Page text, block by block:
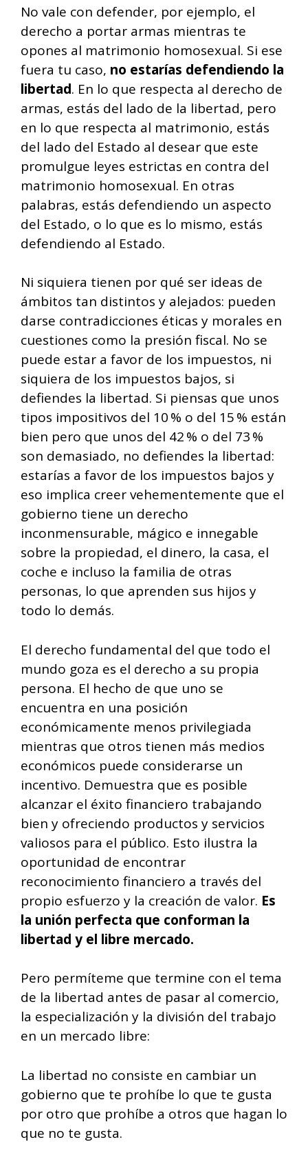
No vale con defender, por ejemplo, el
derecho a portar armas mientras te
opones al matrimonio homosexual. Si ese
fuera tu caso, no estarías defendiendo la
libertad. En lo que respecta al derecho de
armas, estás del lado de la libertad, pero
en lo que respecta al matrimonio, estás
del lado del Estado al desear que este
promulgue leyes estrictas en contra del
matrimonio homosexual. En otras
palabras, estás defendiendo un aspecto
del Estado, o lo que es lo mismo, estás
defendiendo al Estado.
Ni siquiera tienen por qué ser ideas de
ámbitos tan distintos y alejados: pueden
darse contradicciones éticas y morales en
cuestiones como la presión fiscal. No se
puede estar a favor de los impuestos, ni
siquiera de los impuestos bajos, si
defiendes la libertad. Si piensas que unos
tipos impositivos del 10 % o del 15 % están
bien pero que unos del 42 % o del 73 %
son demasiado, no defiendes la libertad:
estarías a favor de los impuestos bajos y
eso implica creer vehementemente que el
gobierno tiene un derecho
inconmensurable, mágico e innegable
sobre la propiedad, el dinero, la casa, el
coche e incluso la familia de otras
personas, lo que aprenden sus hijos y
todo lo demás.
El derecho fundamental del que todo el
mundo goza es el derecho a su propia
persona. El hecho de que uno se
encuentra en una posición
económicamente menos privilegiada
mientras que otros tienen más medios
económicos puede considerarse un
incentivo. Demuestra que es posible
alcanzar el éxito financiero trabajando
bien y ofreciendo productos y servicios
valiosos para el público. Esto ilustra la
oportunidad de encontrar
reconocimiento financiero a través del
propio esfuerzo y la creación de valor. Es
la unión perfecta que conforman la
libertad y el libre mercado.
Pero permíteme que termine con el tema
de la libertad antes de pasar al comercio,
la especialización y la división del trabajo
en un mercado libre:
La libertad no consiste en cambiar un
gobierno que te prohíbe lo que te gusta
por otro que prohíbe a otros que hagan lo
que no te gusta.